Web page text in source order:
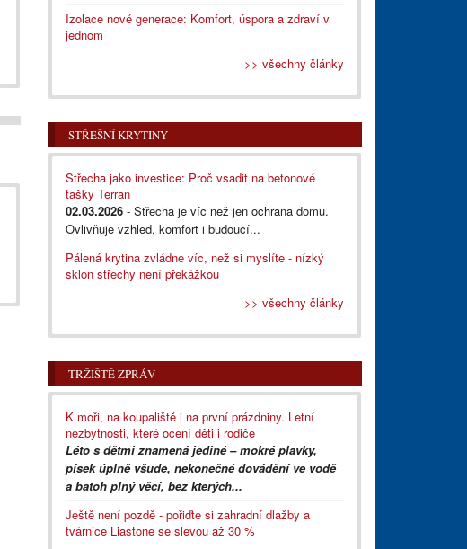
Izolace nové generace: Komfort, úspora a zdraví v
jednom
>> všechny články
STŘEŠNÍ KRYTINY
Střecha jako investice: Proč vsadit na betonové
tašky Terran
02.03.2026 - Střecha je víc než jen ochrana domu.
Ovlivňuje vzhled, komfort i budoucí...
Pálená krytina zvládne víc, než si myslíte - nízký
sklon střechy není překážkou
>> všechny články
TRŽIŠTĚ ZPRÁV
K moři, na koupaliště i na první prázdniny. Letní
nezbytnosti, které ocení děti i rodiče
Léto s dětmi znamená jediné – mokré plavky,
písek úplně všude, nekonečné dovádění ve vodě
a batoh plný věcí, bez kterých...
Ještě není pozdě - pořiďte si zahradní dlažby a
tvárnice Liastone se slevou až 30 %